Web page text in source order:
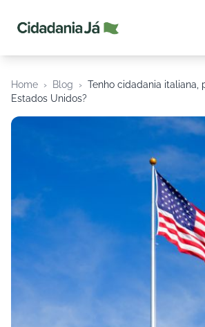
Home › Blog › Tenho cidadania italiana,
Estados Unidos?